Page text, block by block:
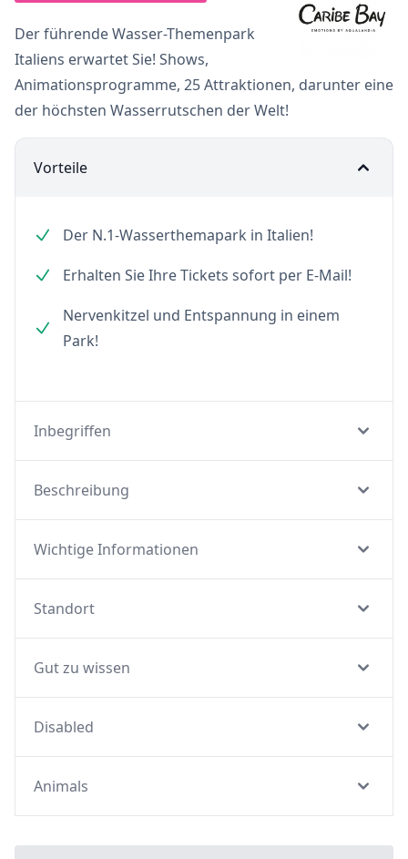
Der führende Wasser-Themenpark
Italiens erwartet Sie! Shows,
Animationsprogramme, 25 Attraktionen, darunter eine
der höchsten Wasserrutschen der Welt!
Vorteile
Der N.1-Wasserthemapark in Italien!
Erhalten Sie Ihre Tickets sofort per E-Mail!
Nervenkitzel und Entspannung in einem
Park!
Inbegriffen
Beschreibung
Wichtige Informationen
Standort
Gut zu wissen
Disabled
Animals